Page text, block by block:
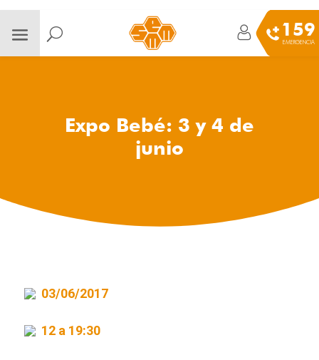
159
EMERGENCIA
Expo Bebé: 3 y 4 de
junio
03/06/2017
12 a 19:30